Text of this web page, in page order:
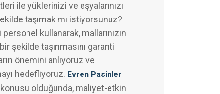
ile yüklerinizi ve eşyalarınızı
taşımak mı istiyorsunuz?
kullanarak, mallarınızın
şekilde taşınmasını garanti
önemini anlıyoruz ve
hedefliyoruz. Evren Pasinler
olduğunda, maliyet-etkin